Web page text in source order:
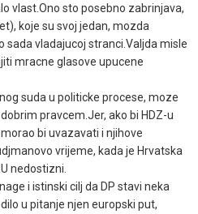
vlast.Ono sto posebno zabrinjava,
koje su svoj jedan, mozda
sada vladajucoj stranci.Valjda misle
mracne glasove upucene
suda u politicke procese, moze
pravcem.Jer, ako bi HDZ-u
bi uvazavati i njihove
vrijeme, kada je Hrvatska
nedostizni.
i istinski cilj da DP stavi neka
u pitanje njen europski put,